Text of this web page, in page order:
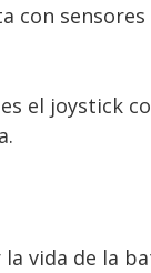
con
el joystick
vida de la